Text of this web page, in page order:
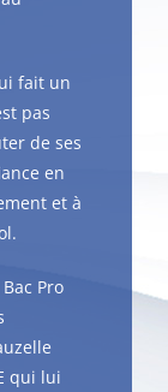
fait un
pas
de ses
en
et à
Pro
qui lui